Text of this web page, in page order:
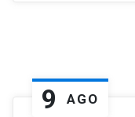
9 AGO